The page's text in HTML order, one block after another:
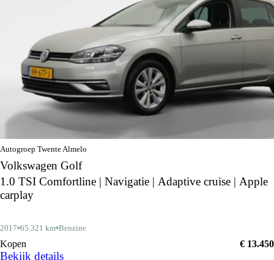
Autogroep Twente Almelo
Volkswagen Golf
1.0 TSI Comfortline | Navigatie | Adaptive cruise | Apple
carplay
2017 65.321 km Benzine
Kopen € 13.450
Bekijk details